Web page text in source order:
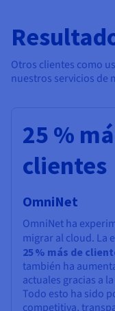
Otros clientes como
nuestros servicios de
25 %
clientes
OmniNet
OmniNet ha
migrar al cloud. La
25 % más de
también ha
actuales gracias a
Todo esto ha sido
competitiva,